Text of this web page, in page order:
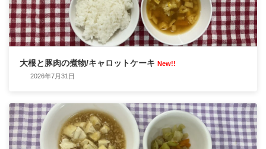
大根と豚肉の煮物/キャロットケーキ New!!
2026年7月31日